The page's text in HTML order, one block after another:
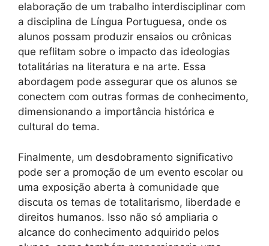
elaboração de um trabalho interdisciplinar com
a disciplina de Língua Portuguesa, onde os
alunos possam produzir ensaios ou crônicas
que reflitam sobre o impacto das ideologias
totalitárias na literatura e na arte. Essa
abordagem pode assegurar que os alunos se
conectem com outras formas de conhecimento,
dimensionando a importância histórica e
cultural do tema.
Finalmente, um desdobramento significativo
pode ser a promoção de um evento escolar ou
uma exposição aberta à comunidade que
discuta os temas de totalitarismo, liberdade e
direitos humanos. Isso não só ampliaria o
alcance do conhecimento adquirido pelos